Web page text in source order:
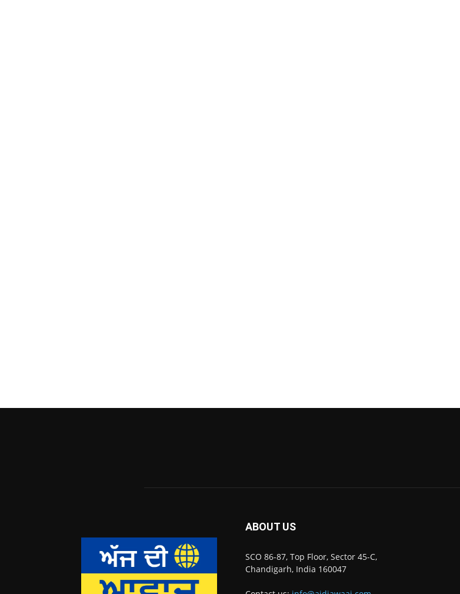
ABOUT US
SCO 86-87, Top Floor, Sector 45-C,
Chandigarh, India 160047